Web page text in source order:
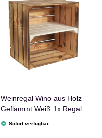
Weinregal Wino aus Holz
Geflammt Weiß 1x Regal
Sofort verfügbar